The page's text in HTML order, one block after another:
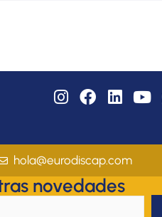
I
n
t
a
g
r
F
a
e
b
o
o
L
i
k
e
d
i
Y
o
t
b
e
hola@eurodiscap.com
novedades